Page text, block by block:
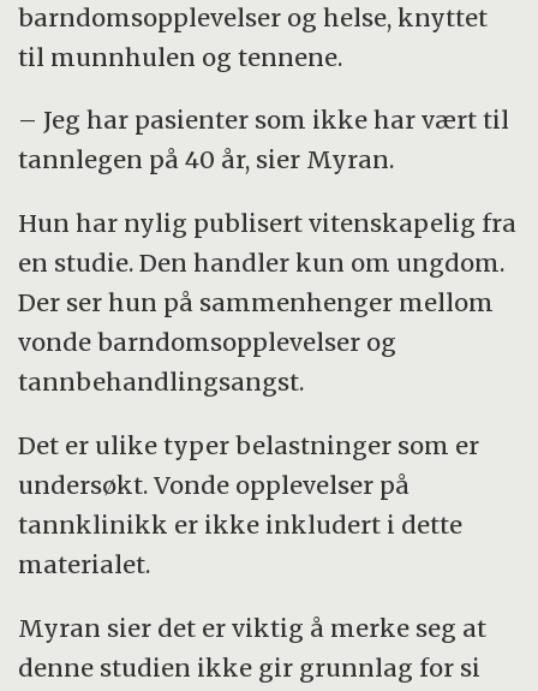
barndomsopplevelser og helse, knyttet
til munnhulen og tennene.
– Jeg har pasienter som ikke har vært til
tannlegen på 40 år, sier Myran.
Hun har nylig publisert vitenskapelig fra
en studie. Den handler kun om ungdom.
Der ser hun på sammenhenger mellom
vonde barndomsopplevelser og
tannbehandlingsangst.
Det er ulike typer belastninger som er
undersøkt. Vonde opplevelser på
tannklinikk er ikke inkludert i dette
materialet.
Myran sier det er viktig å merke seg at
denne studien ikke gir grunnlag for si